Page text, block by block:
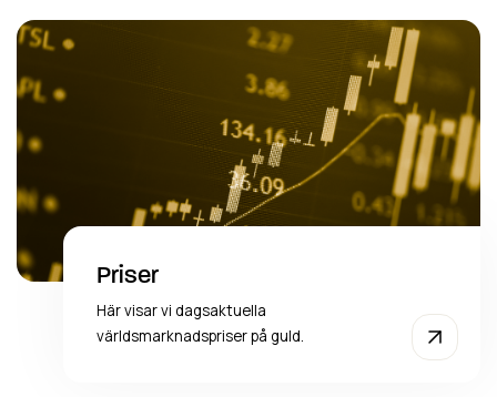
Priser
Här visar vi dagsaktuella
världsmarknadspriser på guld.